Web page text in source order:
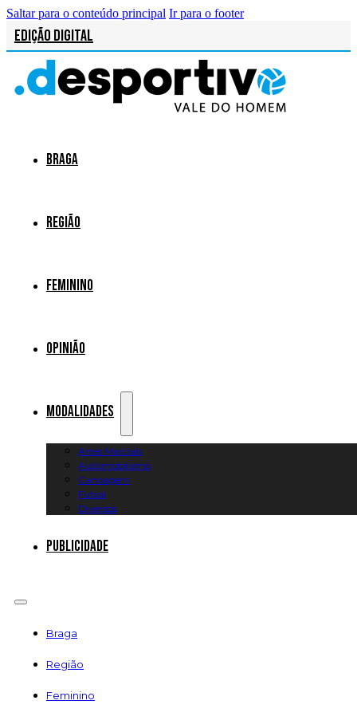
Saltar para o conteúdo principal Ir para o footer
Edição Digital
Braga
Região
Feminino
Opinião
Modalidades
Artes Marciais
Automobilismo
Canoagem
Futsal
Diversos
Publicidade
Braga
Região
Feminino